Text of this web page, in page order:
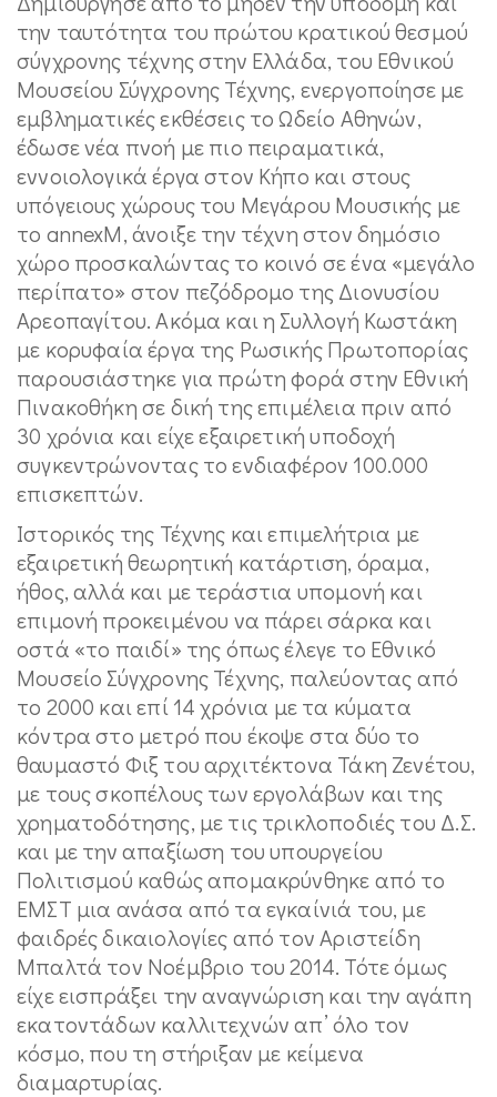
την ταυτότητα του πρώτου κρατικού θεσμού
σύγχρονης τέχνης στην Ελλάδα, του Εθνικού
Μουσείου Σύγχρονης Τέχνης, ενεργοποίησε με
εμβληματικές εκθέσεις το Ωδείο Αθηνών,
έδωσε νέα πνοή με πιο πειραματικά,
εννοιολογικά έργα στον Κήπο και στους
υπόγειους χώρους του Μεγάρου Μουσικής με
το annexM, άνοιξε την τέχνη στον δημόσιο
χώρο προσκαλώντας το κοινό σε ένα «μεγάλο
περίπατο» στον πεζόδρομο της Διονυσίου
Αρεοπαγίτου. Ακόμα και η Συλλογή Κωστάκη
με κορυφαία έργα της Ρωσικής Πρωτοπορίας
παρουσιάστηκε για πρώτη φορά στην Εθνική
Πινακοθήκη σε δική της επιμέλεια πριν από
30 χρόνια και είχε εξαιρετική υποδοχή
συγκεντρώνοντας το ενδιαφέρον 100.000
επισκεπτών.
Ιστορικός της Τέχνης και επιμελήτρια με
εξαιρετική θεωρητική κατάρτιση, όραμα,
ήθος, αλλά και με τεράστια υπομονή και
επιμονή προκειμένου να πάρει σάρκα και
οστά «το παιδί» της όπως έλεγε το Εθνικό
Μουσείο Σύγχρονης Τέχνης, παλεύοντας από
το 2000 και επί 14 χρόνια με τα κύματα
κόντρα στο μετρό που έκοψε στα δύο το
θαυμαστό Φιξ του αρχιτέκτονα Τάκη Ζενέτου,
με τους σκοπέλους των εργολάβων και της
χρηματοδότησης, με τις τρικλοποδιές του Δ.Σ.
και με την απαξίωση του υπουργείου
Πολιτισμού καθώς απομακρύνθηκε από το
ΕΜΣΤ μια ανάσα από τα εγκαίνιά του, με
φαιδρές δικαιολογίες από τον Αριστείδη
Μπαλτά τον Νοέμβριο του 2014. Τότε όμως
είχε εισπράξει την αναγνώριση και την αγάπη
εκατοντάδων καλλιτεχνών απ’ όλο τον
κόσμο, που τη στήριξαν με κείμενα
διαμαρτυρίας.